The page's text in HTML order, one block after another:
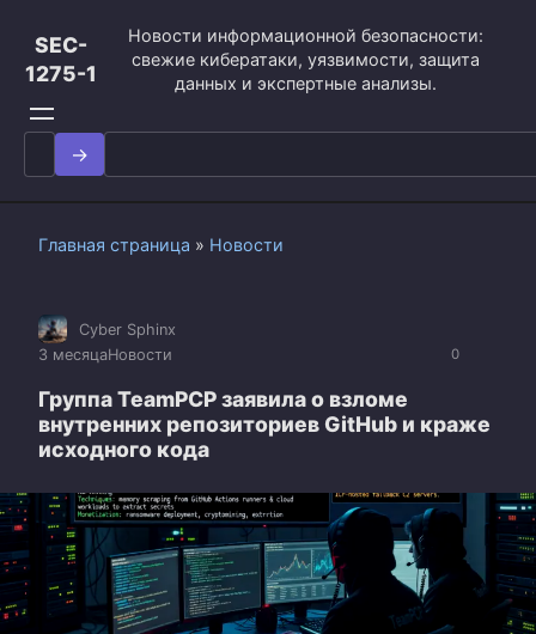
контенту
SEC-
1275-1
Новости информационной безопасности:
свежие кибератаки, уязвимости, защита
данных и экспертные анализы.
Search
for:
Главная страница » Новости
0
Cyber Sphinx
3 месяцаНовости
Группа TeamPCP заявила о взломе
внутренних репозиториев GitHub и краже
исходного кода